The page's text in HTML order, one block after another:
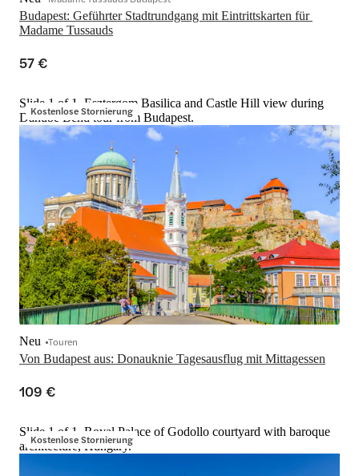
Budapest: Geführter Stadtrundgang mit Eintrittskarten für
Madame Tussauds
57 €
Kostenlose Stornierung
Slide 1 of 1, Esztergom Basilica and Castle Hill view during
Danube Bend tour from Budapest.
Von Budapest aus: Donauknie Tagesausflug mit Mittagessen
Neu Touren
109 €
Kostenlose Stornierung
Slide 1 of 1, Royal Palace of Godollo courtyard with baroque
architecture, Hungary.